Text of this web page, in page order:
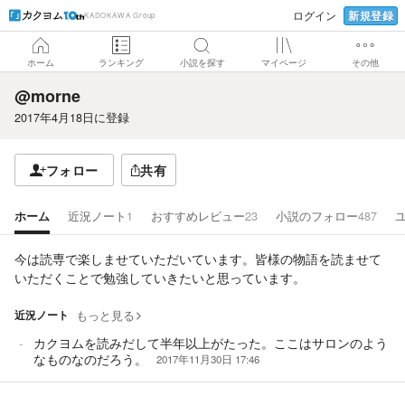
KADOKAWA Group ログイン 新規登録
ホーム ランキング 小説を探す マイページ その他
@morne
2017年4月18日に登録
フォロー 共有
ホーム 近況ノート 1 おすすめレビュー23 小説のフォロー487
今は読専で楽しませていただいています。皆様の物語を読ませて
いただくことで勉強していきたいと思っています。
近況ノート もっと見る
カクヨムを読みだして半年以上がたった。ここはサロンのよう
なものなのだろう。
2017年11月30日 17:46